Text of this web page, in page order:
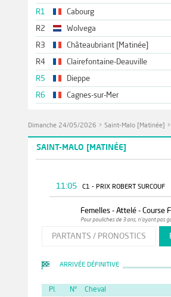
R1 Cabourg
R2 Wolvega
R3 Châteaubriant [Matinée]
R4 Clairefontaine-Deauville
R5 Dieppe
R6 Cagnes-sur-Mer
Dimanche 24/05/2026 > Saint-Malo [Matinée] >
SAINT-MALO [MATINÉE]
11:05 C1 - PRIX ROBERT SURCOUF
Femelles - Attelé - Course
Pour pouliches de 3 ans, n'ayant pas
PARTANTS / PRONOSTICS
ARRIVÉE DÉFINITIVE
Pl. N° Cheval